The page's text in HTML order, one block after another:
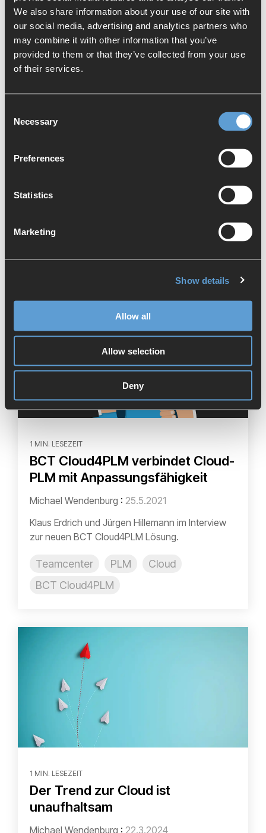
We also share information about your use of our site with
our social media, advertising and analytics partners who
may combine it with other information that you’ve
provided to them or that they’ve collected from your use
of their services.
Selection
Necessary
Preferences
Statistics
Marketing
Show details
Allow all
Allow selection
Deny
Infrastruktur, mit der sich noch nicht jeder PLM-Experte
auskennt.
Die von Siemens zertifizierte IT-Umgebung bei AWS
bietet optimale Voraussetzungen für eine erfolgreiche
Implementierung von Teamcenter und NX. Das
Anfragen. Und unsere Projektleiter freuen sich darüber,
dass sie schneller und zuverlässiger mit ihren
und teilweise unsichere Beschaffung der Hardware
Cloud
1 MIN. LESEZEIT
BCT Cloud4PLM verbindet Cloud-
PLM mit Anpassungsfähigkeit
Michael Wendenburg : 25.5.2021
Klaus Erdrich und Jürgen Hillemann im Interview
zur neuen BCT Cloud4PLM Lösung.
Teamcenter PLM
Cloud
BCT Cloud4PLM
1 MIN. LESEZEIT
Der Trend zur Cloud ist
unaufhaltsam
Michael Wendenburg : 22.3.2024